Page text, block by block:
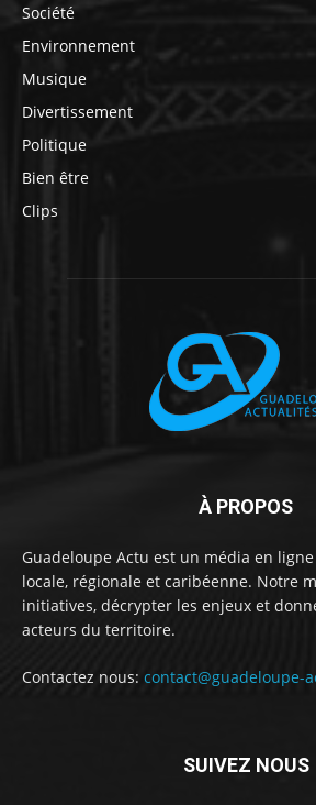
Société
Environnement
Musique
Divertissement
Politique
Bien être
Clips
À PROPOS
Guadeloupe Actu est un média en
locale, régionale et caribéenne. Notre
initiatives, décrypter les enjeux et
acteurs du territoire.
Contactez nous: contact@guadeloupe-
SUIVEZ NOUS